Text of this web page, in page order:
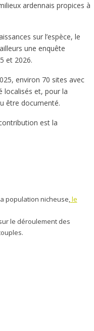
ardennais propices à
sur l’espèce, le
une enquête
et 2026.
environ 70 sites avec
localisés et, pour la
être documenté.
est la
population nicheuse,le
le déroulement des